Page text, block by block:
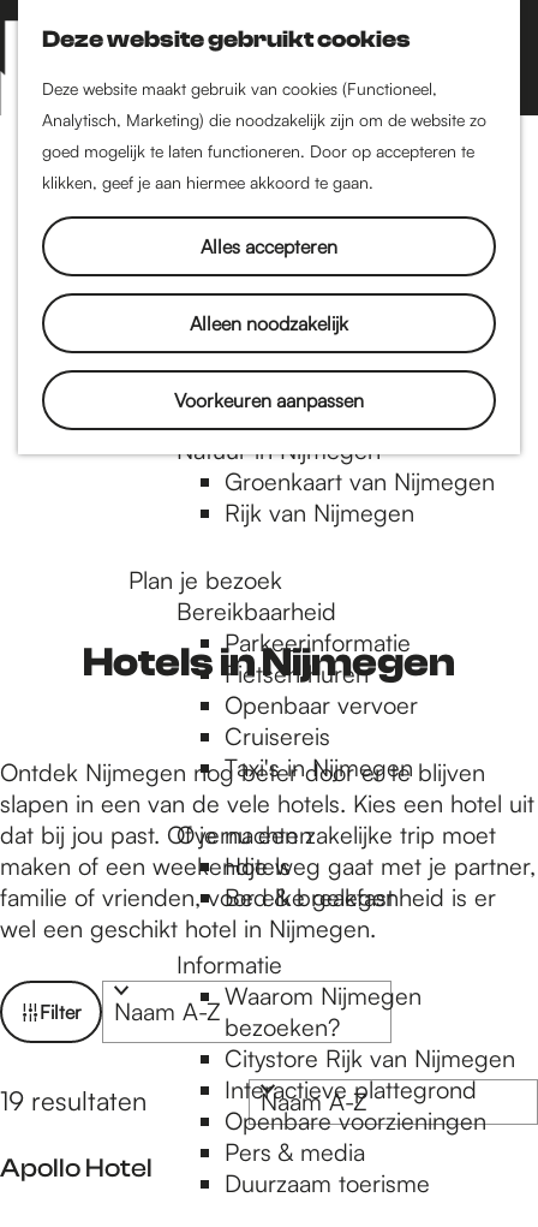
Deze website gebruikt cookies
Deze website maakt gebruik van cookies (Functioneel,
Analytisch, Marketing) die noodzakelijk zijn om de website zo
goed mogelijk te laten functioneren. Door op accepteren te
klikken, geef je aan hiermee akkoord te gaan.
Alles accepteren
Alleen noodzakelijk
Voorkeuren aanpassen
Z
o
e
k
e
K
a
a
r
t
M
e
n
Nijmegen-Nieuw-West
Dukenburg
Lindenholt
Historie
De oudste stad van
Nederland
Historische tijdlijn
Romeinse Limes
Vrede van Nijmegen
Penning
Natuur in Nijmegen
Groenkaart van Nijmegen
Rijk van Nijmegen
Plan je bezoek
Bereikbaarheid
Parkeerinformatie
Fietsen huren
Openbaar vervoer
Cruisereis
Taxi's in Nijmegen
Overnachten
Hotels
Bed & breakfast
Informatie
Waarom Nijmegen
bezoeken?
Citystore Rijk van Nijmegen
Interactieve plattegrond
Openbare voorzieningen
Pers & media
Duurzaam toerisme
Hotels in Nijmegen
Ontdek Nijmegen nog beter door er te blijven
slapen in een van de vele hotels. Kies een hotel uit
dat bij jou past. Of je nu een zakelijke trip moet
maken of een weekendje weg gaat met je partner,
familie of vrienden, voor elke gelegenheid is er
wel een geschikt hotel in Nijmegen.
W
a
z
e
Filter
S
o
t
e
e
r
19 resultaten
S
r
t
Apollo Hotel